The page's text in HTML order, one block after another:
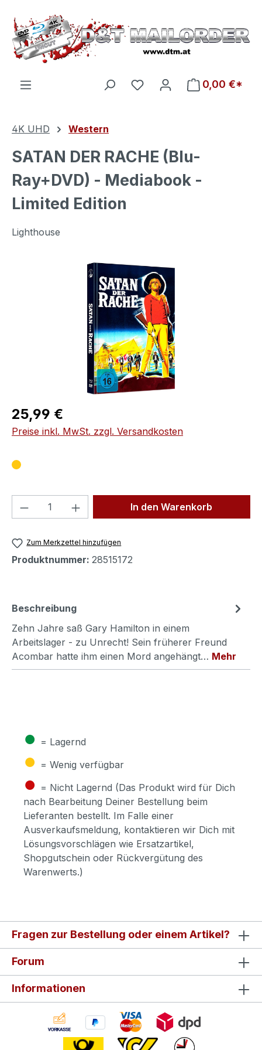
Zum Hauptinhalt springen
Du hast 0 Produkte auf
0,00 €*
4K UHD Western
SATAN DER RACHE (Blu-
Ray+DVD) - Mediabook -
Limited Edition
Lighthouse
Bildergalerie überspringen
Regulärer Preis:
25,99 €
Preise inkl. MwSt. zzgl. Versandkosten
Produkt Anzahl: Gib denIn den Warenkorb
Zum Merkzettel hinzufügen
Produktnummer: 28515172
Beschreibung
Zehn Jahre saß Gary Hamilton in einem
Arbeitslager - zu Unrecht! Sein früherer Freund
Acombar hatte ihm einen Mord angehängt… Mehr
● = Lagernd
● = Wenig verfügbar
● = Nicht Lagernd (Das Produkt wird für Dich
nach Bearbeitung Deiner Bestellung beim
Lieferanten bestellt. Im Falle einer
Ausverkaufsmeldung, kontaktieren wir Dich mit
Lösungsvorschlägen wie Ersatzartikel,
Shopgutschein oder Rückvergütung des
Warenwerts.)
Fragen zur Bestellung oder einem Artikel?
Forum
Informationen